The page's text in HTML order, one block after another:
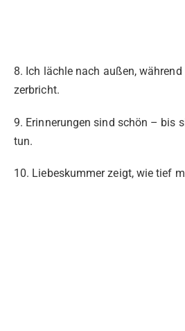
8. Ich lächle nach außen,
zerbricht.
9. Erinnerungen sind schön – bis
tun.
10. Liebeskummer zeigt, wie tief